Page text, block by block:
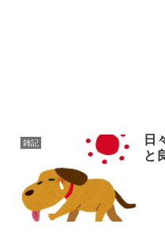
雑記
日
と